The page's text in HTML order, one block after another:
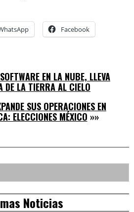
Facebook
EN LA NUBE, LLEVA
DE LA TIERRA AL CIELO
SUS OPERACIONES EN
ELECCIONES MÉXICO »»
Noticias